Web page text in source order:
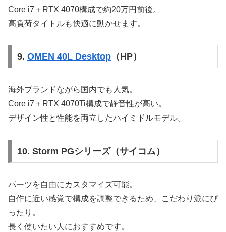
Core i7＋RTX 4070構成で約20万円前後。
高負荷タイトルも快適に動かせます。
9. OMEN 40L Desktop（HP）
海外ブランドながら国内でも人気。
Core i7＋RTX 4070Ti構成で静音性が高い。
デザイン性と性能を両立したハイミドルモデル。
10. Storm PGシリーズ（サイコム）
パーツを自由にカスタマイズ可能。
自作に近い感覚で構成を調整できるため、こだわり派にぴ
ったり。
長く使いたい人におすすめです。